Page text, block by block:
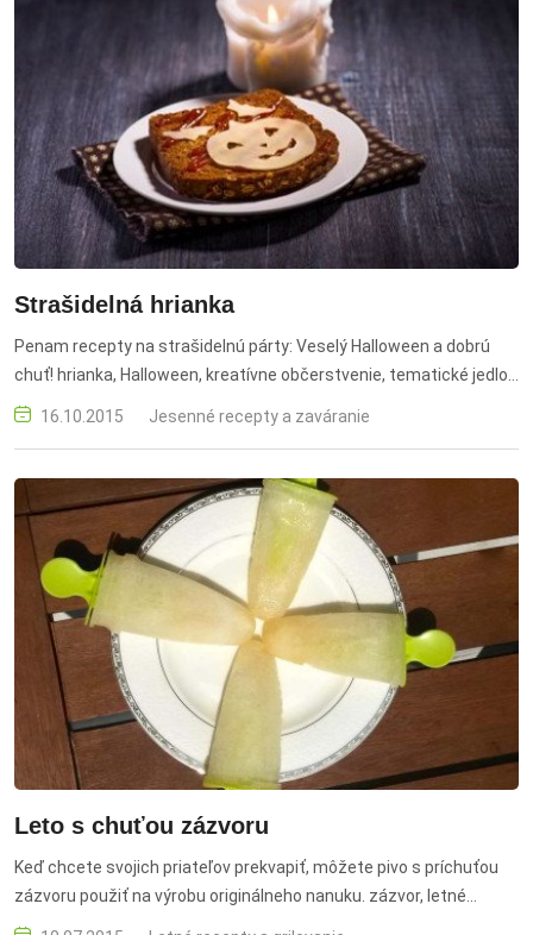
Strašidelná hrianka
Penam recepty na strašidelnú párty: Veselý Halloween a dobrú
chuť! hrianka, Halloween, kreatívne občerstvenie, tematické jedlo,
detské menu
16.10.2015 Jesenné recepty a zaváranie
Leto s chuťou zázvoru
Keď chcete svojich priateľov prekvapiť, môžete pivo s príchuťou
zázvoru použiť na výrobu originálneho nanuku. zázvor, letné
recepty, zdravie, nápoje, osvieženie